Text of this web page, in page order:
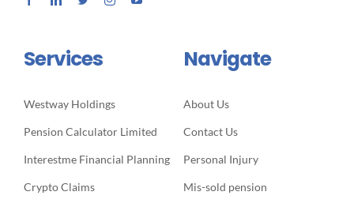
Services
Westway Holdings
Pension Calculator Limited
Interestme Financial Planning
Crypto Claims
Navigate
About Us
Contact Us
Personal Injury
Mis-sold pension